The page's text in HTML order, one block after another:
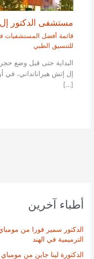
أطباء آخرين
الدكتور سمير فورا من
الترميمية في الهند
الدكتورة لينا جاين من
مستشفى الدكتور
قائمة أفضل المستشفيات في
للتنسيق الطبي
البداية حتى قبل وضع
إل إتش هيرانانداني، في
[…]